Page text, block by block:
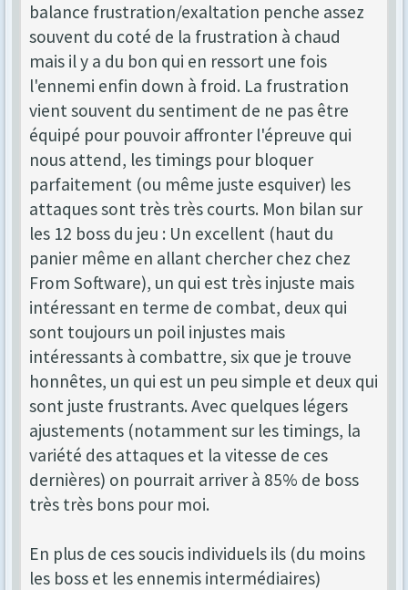
balance frustration/exaltation penche assez
souvent du coté de la frustration à chaud
mais il y a du bon qui en ressort une fois
l'ennemi enfin down à froid. La frustration
vient souvent du sentiment de ne pas être
équipé pour pouvoir affronter l'épreuve qui
nous attend, les timings pour bloquer
parfaitement (ou même juste esquiver) les
attaques sont très très courts. Mon bilan sur
les 12 boss du jeu : Un excellent (haut du
panier même en allant chercher chez chez
From Software), un qui est très injuste mais
intéressant en terme de combat, deux qui
sont toujours un poil injustes mais
intéressants à combattre, six que je trouve
honnêtes, un qui est un peu simple et deux qui
sont juste frustrants. Avec quelques légers
ajustements (notamment sur les timings, la
variété des attaques et la vitesse de ces
dernières) on pourrait arriver à 85% de boss
très très bons pour moi.
En plus de ces soucis individuels ils (du moins
les boss et les ennemis intermédiaires)